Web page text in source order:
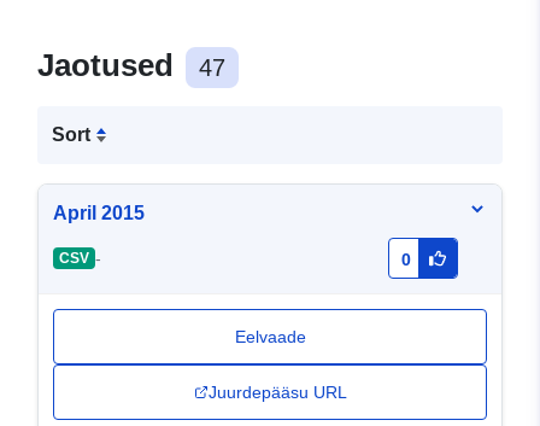
Jaotused 47
Sort
April 2015
CSV - 0
Eelvaade
Juurdepääsu URL